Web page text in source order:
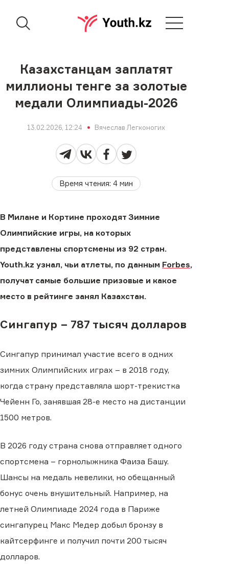
Казахстанцам заплатят
миллионы тенге за золотые
медали Олимпиады-2026
13.02.2026, 12:24 Вячеслав Легконогих
Время чтения: 4мин
В Милане и Кортине проходят Зимние
Олимпийские игры, на которых
представлены спортсмены из 92 стран.
Youth.kz узнал, чьи атлеты, по данным Forbes,
получат самые большие призовые и какое
место в рейтинге занял Казахстан.
Сингапур − 787 тысяч долларов
Сингапур принимал участие всего в одних
зимних Олимпийских играх – в 2018 году,
когда страну представляла шорт-трекистка
Чейенн Го, занявшая 28-е место на дистанции
1500 метров.
В 2026 году страна снова отправляет одного
спортсмена – горнолыжника Фаиза Башу.
Шансы на медаль невелики, но обещанный
бонус очень внушительный. Например, на
летней Олимпиаде 2024 года в Париже
сингапурец Макс Медер добыл бронзу в
кайтсерфинге и получил почти 200 тысяч
долларов.